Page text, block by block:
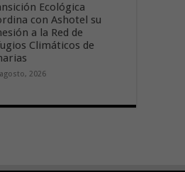
Ecológica
con Ashotel su
a la Red de
Climáticos de
2026